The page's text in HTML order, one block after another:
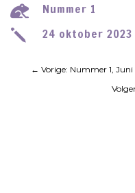
 Nummer 1
j 24 oktober 2023
← Vorige: Nummer 1, Juni